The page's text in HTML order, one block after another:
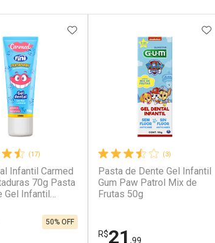
FAVORITOS
(17)
Infantil Carmed
70g Pasta
Gel Infantil
50% OFF
ADICIONAR AOS FAVORITOS
(3)
Pasta de Dente Gel Infantil
Gum Paw Patrol Mix de
Frutas 50g
R$21 ,99